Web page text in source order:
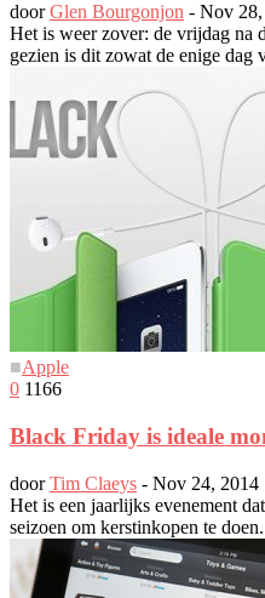
doorGlen Bourgonjon - Nov
Het is weer zover: de vrijdag na
gezien is dit zowat de enige dag
■Apple
0 1166
Black Friday is ideale
doorTim Claeys - Nov 24, 2014
Het is een jaarlijks evenement
seizoen om kerstinkopen te